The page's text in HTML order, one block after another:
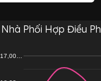
Nhà Phối Hợp Điều
17,00…